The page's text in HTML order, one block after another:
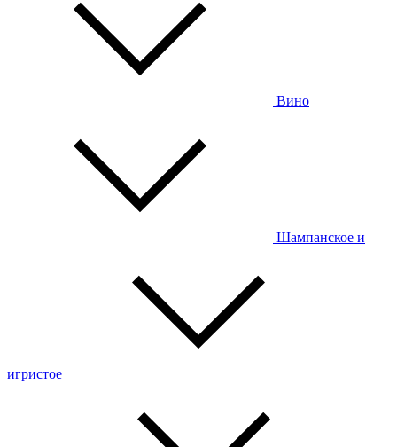
Вино
Шампанское и
игристое